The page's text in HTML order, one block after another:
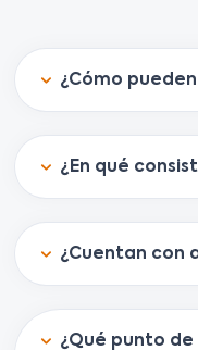
¿Cómo
¿En qué
¿Cuentan con
¿Qué punto